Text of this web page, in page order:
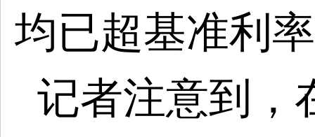
均已超基准利
记者注意到，